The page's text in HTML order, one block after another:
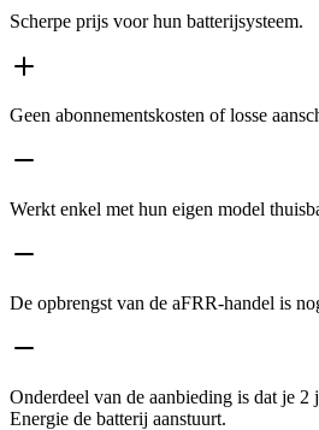
Scherpe prijs voor hun batterijsysteem.
Geen abonnementskosten of losse
Werkt enkel met hun eigen model
De opbrengst van de aFRR-handel is
Onderdeel van de aanbieding is dat je 2
Energie de batterij aanstuurt.